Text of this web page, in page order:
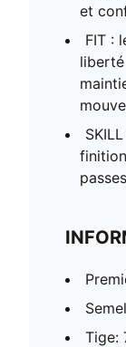
et
FIT :
Tige: